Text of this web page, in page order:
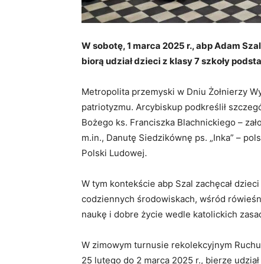
W sobotę, 1 marca 2025 r., abp Adam
biorą udział dzieci z klasy 7 szkoły
Metropolita przemyski w Dniu Żołnierzy
patriotyzmu. Arcybiskup podkreślił
Bożego ks. Franciszka Blachnickiego –
m.in., Danutę Siedzikównę ps. „Inka” –
Polski Ludowej.
W tym kontekście abp Szal zachęcał
codziennych środowiskach, wśród
naukę i dobre życie wedle katolickich
W zimowym turnusie rekolekcyjnym
25 lutego do 2 marca 2025 r., bierze